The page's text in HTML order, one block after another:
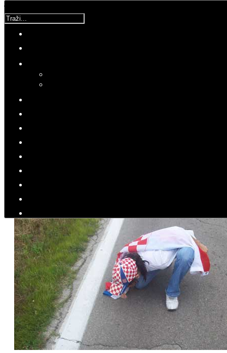
Traži...
Molimo ocijenite
Mihaela Karoglan